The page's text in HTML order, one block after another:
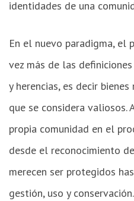
identidades de una
En el nuevo paradigma, el
vez más de las
y herencias, es decir
que se considera valiosos.
propia comunidad en el
desde el reconocimiento
merecen ser protegidos
gestión, uso y